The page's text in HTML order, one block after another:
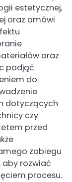
estetycznej,
oraz omówi
oraz
podjąć
do
dotyczących
czy
przed
zabiegu
aby rozwiać
procesu.